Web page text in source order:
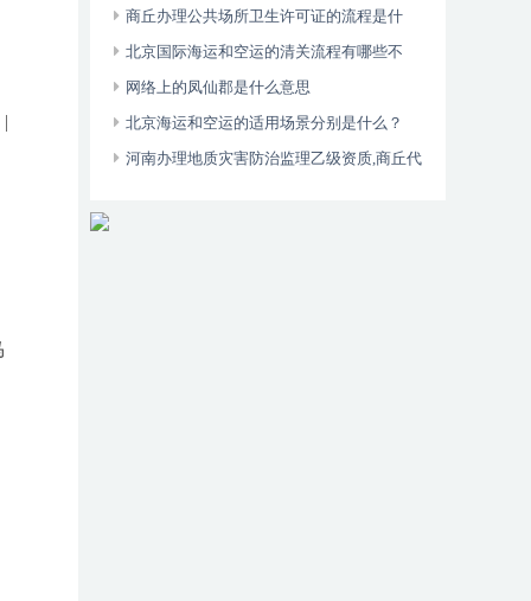
商丘办理公共场所卫生许可证的流程是什
么？
北京国际海运和空运的清关流程有哪些不
同？网络上的凤仙郡是什么意思
北京海运和空运的适用场景分别是什么？
河南办理地质灾害防治监理乙级资质,商丘代